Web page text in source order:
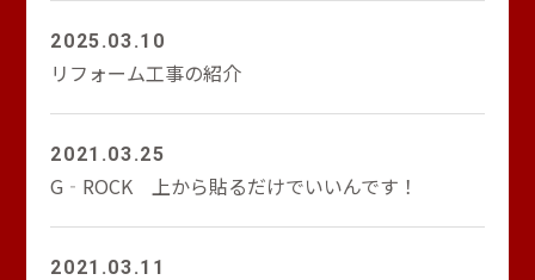
2025.03.10
リフォーム工事の紹介
2021.03.25
G‐ROCK 上から貼るだけでいいんです！
2021.03.11